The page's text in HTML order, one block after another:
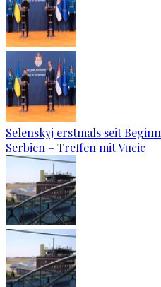
Selenskyj erstmals seit
Serbien – Treffen mit Vucic